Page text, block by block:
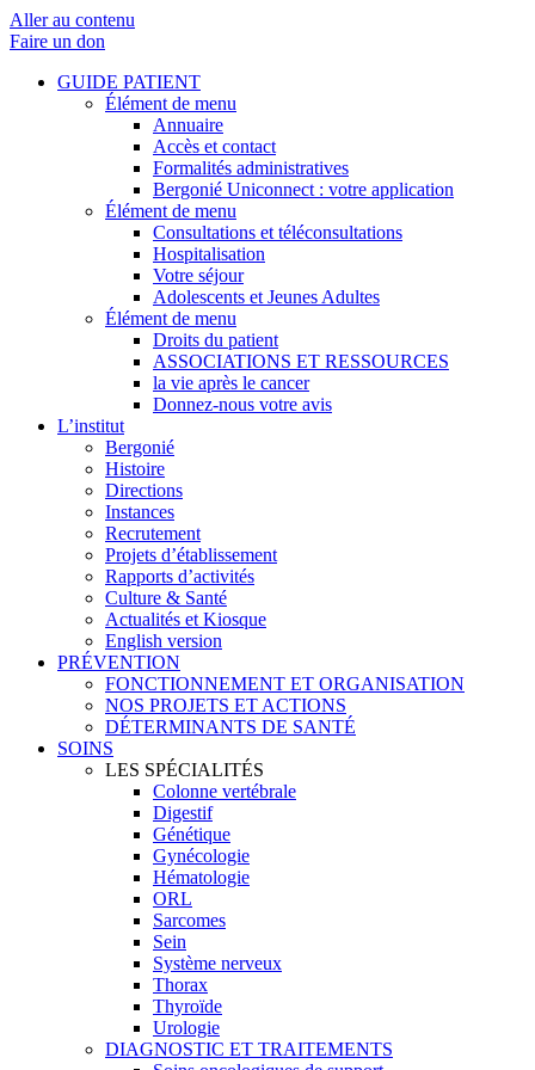
Aller au contenu
Faire un don
GUIDE PATIENT
Élément de menu
Annuaire
Accès et contact
Formalités administratives
Bergonié Uniconnect : votre application
Élément de menu
Consultations et téléconsultations
Hospitalisation
Votre séjour
Adolescents et Jeunes Adultes
Élément de menu
Droits du patient
ASSOCIATIONS ET RESSOURCES
la vie après le cancer
Donnez-nous votre avis
L’institut
Bergonié
Histoire
Directions
Instances
Recrutement
Projets d’établissement
Rapports d’activités
Culture & Santé
Actualités et Kiosque
English version
PRÉVENTION
FONCTIONNEMENT ET ORGANISATION
NOS PROJETS ET ACTIONS
DÉTERMINANTS DE SANTÉ
SOINS
LES SPÉCIALITÉS
Colonne vertébrale
Digestif
Génétique
Gynécologie
Hématologie
ORL
Sarcomes
Sein
Système nerveux
Thorax
Thyroïde
Urologie
DIAGNOSTIC ET TRAITEMENTS